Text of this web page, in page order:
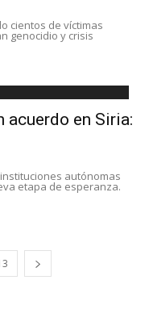
cientos de víctimas
genocidio y crisis
acuerdo en Siria:
autónomas
etapa de esperanza.